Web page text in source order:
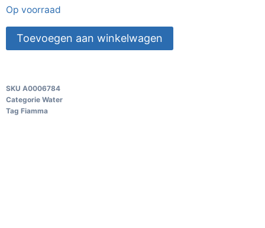
Op voorraad
Toevoegen aan winkelwagen
SKU A0006784
Categorie Water
Tag Fiamma